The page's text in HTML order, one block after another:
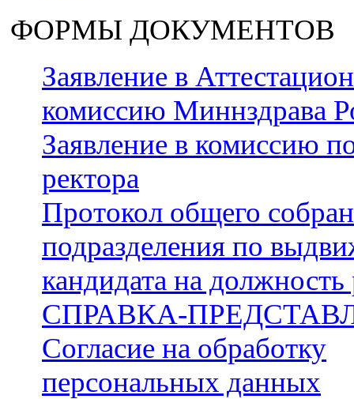
ФОРМЫ ДОКУМЕНТОВ
Заявление в
комиссию Миннздрава
Заявление в комиссию
ректора
Протокол общего
подразделения по
кандидата на должность
СПРАВКА-
Согласие на обработку
персональных данных